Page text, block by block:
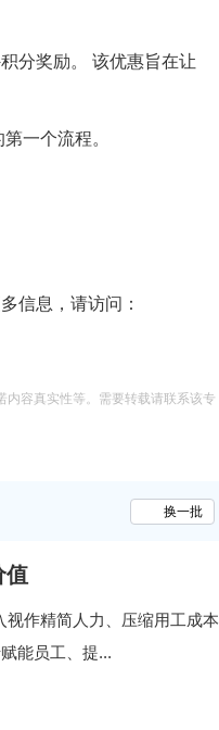
分奖励。 该优惠旨在让
一个流程。
信息，请访问：
容真实性等。需要转载请联系该专
换一批
值
作精简人力、压缩用工成本
能员工、提...